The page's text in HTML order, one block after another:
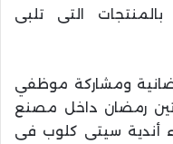
التى تلبى
ومشاركة موظفي
رمضان داخل مصنع
أندية سيتى كلوب فى